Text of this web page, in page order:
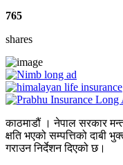
765
shares
काठमाडौं । नेपाल सरकार
क्षति भएको सम्पत्तिको दाबी
गराउन निर्देशन दिएको छ।